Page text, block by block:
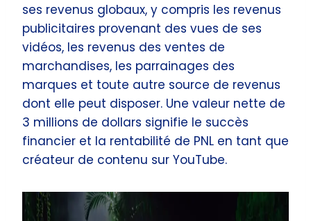
ses revenus globaux, y compris les revenus
publicitaires provenant des vues de ses
vidéos, les revenus des ventes de
marchandises, les parrainages des
marques et toute autre source de revenus
dont elle peut disposer. Une valeur nette de
3 millions de dollars signifie le succès
financier et la rentabilité de PNL en tant que
créateur de contenu sur YouTube.